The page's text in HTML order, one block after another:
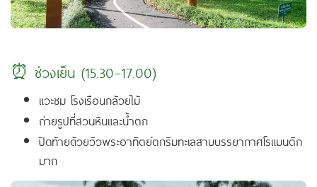
⏰ ช่วงเย็น (15.30–17.00)
แวะชม โรงเรือนกล้วยไม้
ถ่ายรูปที่สวนหินและน้ำตก
ปิดท้ายด้วยวิวพระอาทิตย์ตกริมทะเลสาบบรรยากาศโรแมนติก
มาก